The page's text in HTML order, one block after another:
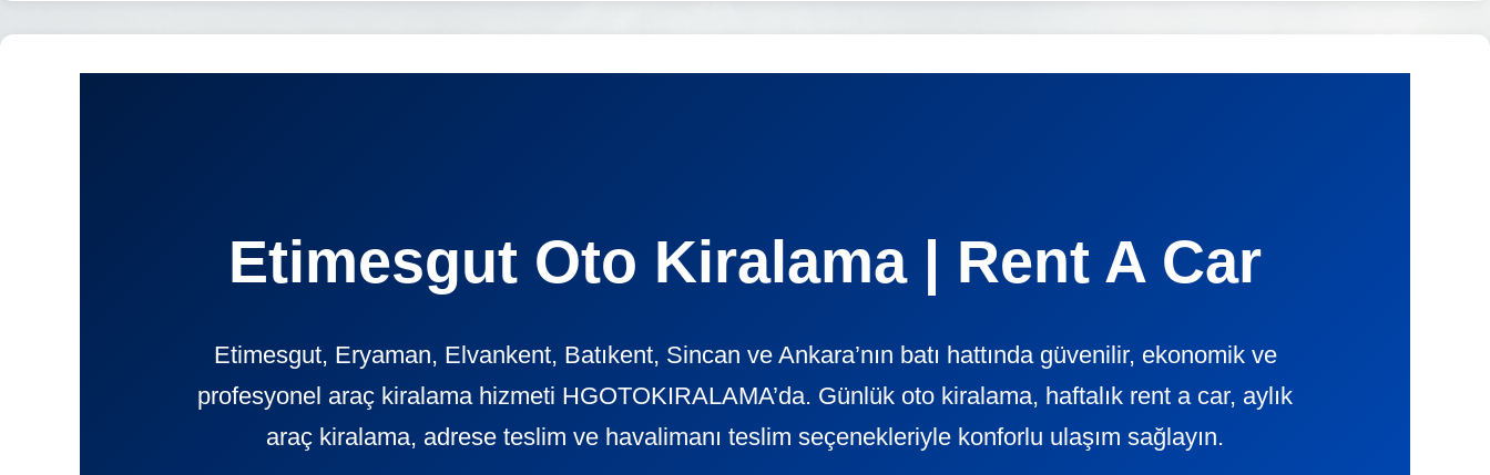
Etimesgut Oto Kiralama | Rent A Car
Etimesgut, Eryaman, Elvankent, Batıkent, Sincan ve Ankara’nın batı hattında güvenilir, ekonomik ve
profesyonel araç kiralama hizmeti HGOTOKIRALAMA’da. Günlük oto kiralama, haftalık rent a car, aylık
araç kiralama, adrese teslim ve havalimanı teslim seçenekleriyle konforlu ulaşım sağlayın.